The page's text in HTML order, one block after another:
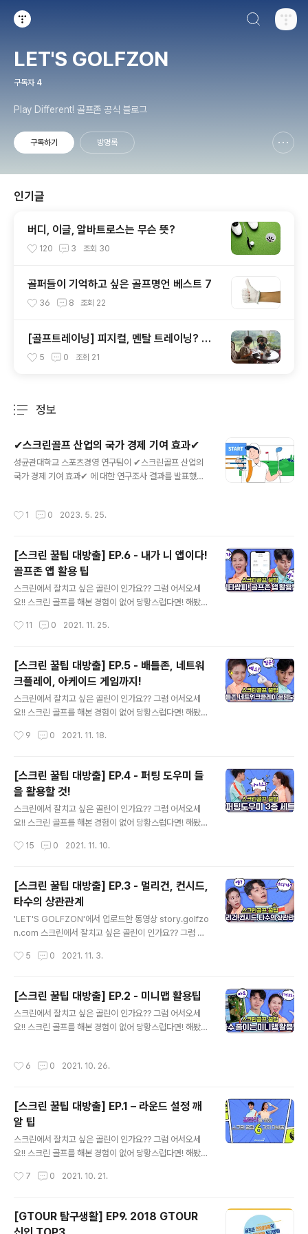
LET'S GOLFZON
구독자 4
Play Different! 골프존 공식 블로그
구독하기 방명록
인기글
버디, 이글, 알바트로스는 무슨 뜻?
120 3 조회 30
골퍼들이 기억하고 싶은 골프명언 베스트 7
36 8 조회 22
[골프트레이닝] 피지컬, 멘탈 트레이닝? 조
아연 선수의 골프 트레이닝
5 0 조회 21
정보
✔스크린골프 산업의 국가 경제 기여 효과✔
성균관대학교 스포츠경영 연구팀이 ✔스크린골프 산업의
국가 경제 기여 효과✔ 에 대한 연구조사 결과를 발표했습
스크린골프 산업은 생산 유발 효과와 부가가치 유발 효과
사됐습니다. 앞으로도 스크린골프 산업은 지속적인 성장세
와 함께 전체 골프 산업의 성장을 견인해 나갈 것으로 예측
됩니다. 특히, 성균관대학교 스포츠 경영 연구팀은 아날로
그 세상인 필드골프를 IT 및 VR 기술을 활용한 디지털 세
은 이시대의 많은 기업들과 산업의 성..
1 0 2023. 5. 25.
[스크린 꿀팁 대방출] EP.6 - 내가 니 앱이다!
골프존 앱 활용 팁
스크린에서 잘치고 싶은 골린이 인가요?? 그럼 어서오세
요!! 스크린 골프를 해본 경험이 없어 당황스럽다면! 해봤지
를 위한 꿀팁 6가지를 준비했답니다~ 총 5편의 스크린 팁
나요? 하지만 아직도 스크린골프를 완벽하게 제대로 즐기
기엔 못들은 꿀팁 들이 남았답니다 로그인하면 쌓이는 데
이터로 더 재밌게 스크린을 즐겨요! 로그인 후 라운드하면
기록관리, 나스모(나의 스윙 모션) 분석, 샷 분석 등 여러 유
용한 기능을 통해 실력 향상에 도움을 받을 수 있어요 내가
는지 모두 한눈에 볼 수 있어요! 스코어 카드 확인을 하면
11 0 2021. 11. 25.
[스크린 꿀팁 대방출] EP.5 - 배틀존, 네트워
크플레이, 아케이드 게임까지!
스크린에서 잘치고 싶은 골린이 인가요?? 그럼 어서오세
요!! 스크린 골프를 해본 경험이 없어 당황스럽다면! 해봤지
를 위한 꿀팁 6가지를 준비했답니다~ 지금까지 라운드 설
들을 배웠어요. 그렇다면 이번에는 스크린 골프를 다양하
게 즐길 수 있는 모드들을 알아봐요! 여러 개의 모드가 있습
니다. 그 중 오늘 소개해드릴 모드는 스트로크, 네트워크 플
레이, 배틀존, 아케이드 게임이에요! 제일 먼저 스트로크 게
임이죠! 가장 기본이 되는 모드에요 골프에는 크게 두가지
승패를 가리는 방식 승리한 홀이 많은 쪽이 승자가 됨 코스
9 0 2021. 11. 18.
[스크린 꿀팁 대방출] EP.4 - 퍼팅 도우미 들
을 활용할 것!
스크린에서 잘치고 싶은 골린이 인가요?? 그럼 어서오세
요!! 스크린 골프를 해본 경험이 없어 당황스럽다면! 해봤지
를 위한 꿀팁 6가지를 준비했답니다~ 드디어 홀컵을 향해
린에서는 여러분을 혼자 두지 않아요 퍼팅을 도와주는 세
가지 도우미들이 있답니다! 그린격자, 코스매니저, LED 퍼
팅 가이드 세가지에 대해 오늘은 알아봐요~ 첫번째는 그린
격자에요 격자는 보통격자와 투비전격자로 총 2가지 종류
가 있답니다 먼저 보통격자는 우리가 흔히 볼 수 있는 네모
이 흘러가는 모습을 보며 높낮이, 경사를 파악할 수 있어요
15 0 2021. 11. 10.
[스크린 꿀팁 대방출] EP.3 - 멀리건, 컨시드,
타수의 상관관계
'LET'S GOLFZON'에서 업로드한 동영상 story.golfzo
n.com 스크린에서 잘치고 싶은 골린이 인가요?? 그럼 어
해봤지만 잘 모르겠다면! 그런 골린이 여러분을 위해 스크
알려드렸던 OB라인(빨간색)과 해저드라인(파란색) 기억
나시나요?? 이리저리 잘 피해가고 싶은 우리들 골린이 마
음이지만...! 피하지 못했다면 타수는 어떻게 계산하는지!
나 같은 골린이에게 벌타를 지울 수 있는 찬스는 없는지! 이
죠?? 잠깐~ 다시 나온 OB와 해저드에 머리가 어지러우실
5 0 2021. 11. 3.
[스크린 꿀팁 대방출] EP.2 - 미니맵 활용팁
스크린에서 잘치고 싶은 골린이 인가요?? 그럼 어서오세
요!! 스크린 골프를 해본 경험이 없어 당황스럽다면! 해봤지
도움이 되셨나요? 저번에 이어 오늘은 두번째 팁인 미니맵
비게이션이기에 잘만 보면 좋은 기록에 한걸음 더 다가갈
수 있어요! 색깔에 주목해주세요! OB라인과 헤저드라인을
유의해야겠죠? OB라인은 빨간색으로! 헤저드라인은 파란
색으로! 미니맵은 친절하게 알려줘요 미니맵으로 빨강 파
이용해 방향을 조절한다면 그것은 타수..
6 0 2021. 10. 26.
[스크린 꿀팁 대방출] EP.1 – 라운드 설정 깨
알 팁
스크린에서 잘치고 싶은 골린이 인가요?? 그럼 어서오세
요!! 스크린 골프를 해본 경험이 없어 당황스럽다면! 해봤지
를 위한 꿀팁 6가지를 준비했답니다~ 오늘은 첫번째인 라
연히 나에게 맞는 난이도를 설정해야겠죠? 난이도를 루키
모드로 설정해보세요 친구와의 실력차이 걱정, 부족한 비
7 0 2021. 10. 21.
[GTOUR 탐구생활] EP9. 2018 GTOUR